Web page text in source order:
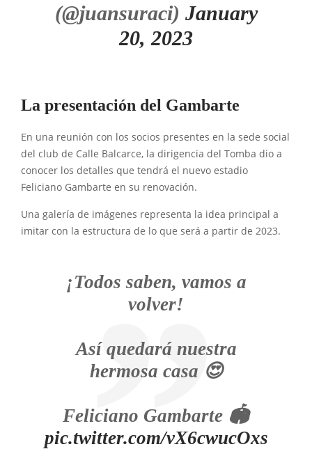
(@juansuraci) January
20, 2023
La presentación del Gambarte
En una reunión con los socios presentes en la sede social
del club de Calle Balcarce, la dirigencia del Tomba dio a
conocer los detalles que tendrá el nuevo estadio
Feliciano Gambarte en su renovación.
Una galería de imágenes representa la idea principal a
imitar con la estructura de lo que será a partir de 2023.
¡Todos saben, vamos a
volver!
Así quedará nuestra
hermosa casa 😍
Feliciano Gambarte 🏟
pic.twitter.com/vX6cwucOxs